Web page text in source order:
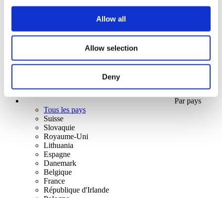
Allow all
Allow selection
Deny
Rock music
Par pays
Tous les pays
Suisse
Slovaquie
Royaume-Uni
Lithuania
Espagne
Danemark
Belgique
France
République d'Irlande